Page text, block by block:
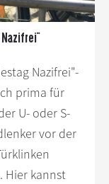
Anreise
Nazifrei"-
prima für
U- oder S-
vor der
Hier kannst